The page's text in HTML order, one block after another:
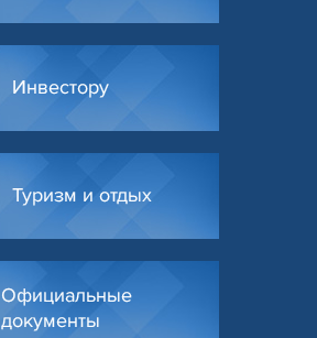
Инвестору
Туризм и отдых
Официальные
документы